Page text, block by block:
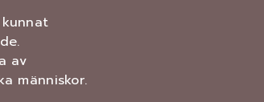
av
människor.